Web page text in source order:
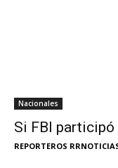
Nacionales
Si FBI participó
REPORTEROS